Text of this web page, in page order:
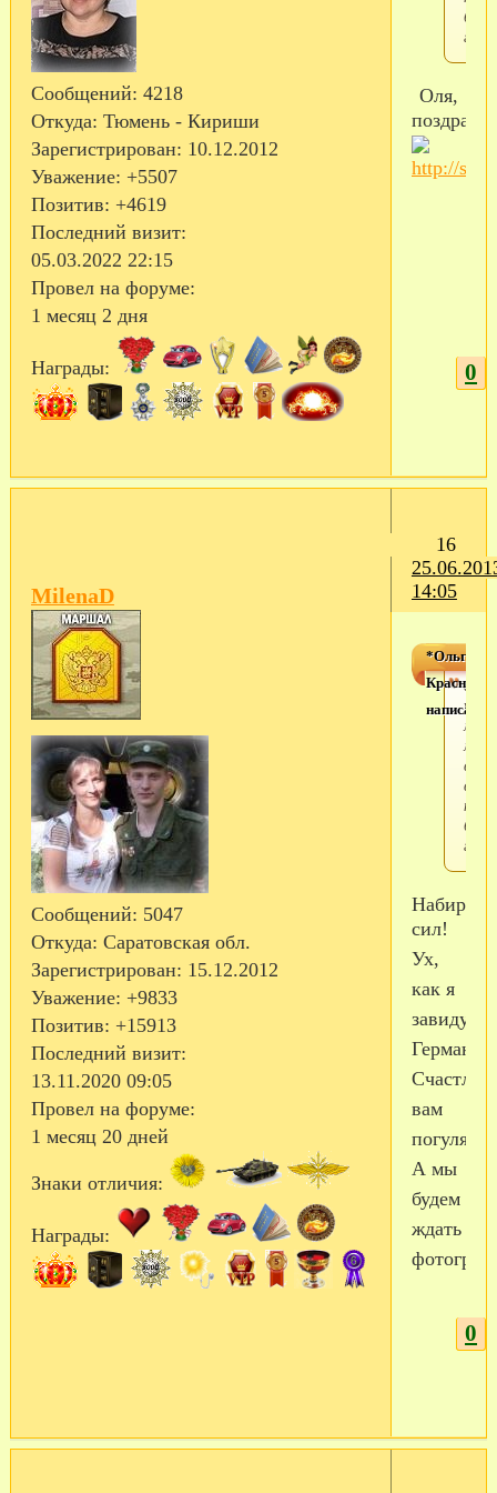
Сообщений: 4218
Откуда: Тюмень - Кириши
Зарегистрирован: 10.12.2012
Уважение: +5507
Позитив: +4619
Последний визит:
05.03.2022 22:15
Провел на форуме:
1 месяц 2 дня
Награды:
Оля,
0
16
14:05
MilenaD
Сообщений: 5047
Откуда: Саратовская обл.
Зарегистрирован: 15.12.2012
Уважение: +9833
Позитив: +15913
Последний визит:
13.11.2020 09:05
Провел на форуме:
1 месяц 20 дней
Знаки отличия:
Награды:
*Ольга
у
всю
ночь
Набирайтесь
сил!
Ух,
как я
завидую
вам
погулять!
А мы
будем
ждать
0